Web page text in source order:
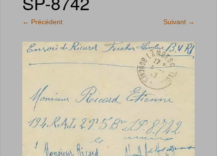
← Précédent Suivant →